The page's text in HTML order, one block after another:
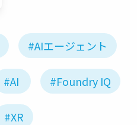
#AIエージェント
#AI #Foundry IQ
#XR